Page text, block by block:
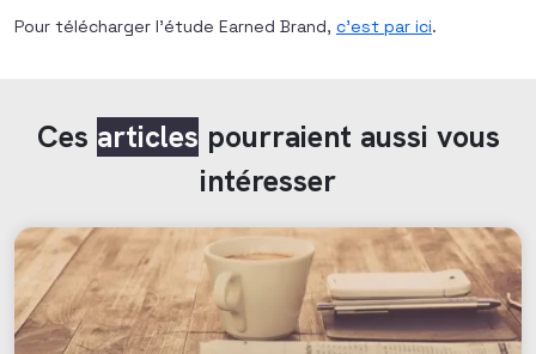
Pour télécharger l’étude Earned Brand, c’est par ici.
Ces articles pourraient aussi vous
intéresser